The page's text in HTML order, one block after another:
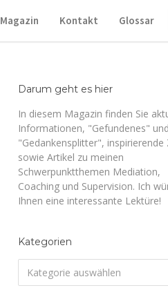
Magazin Kontakt Glossar
Darum geht es hier
In diesem Magazin finden Sie
Informationen, "Gefundenes" und
"Gedankensplitter", inspirierende
sowie Artikel zu meinen
Schwerpunktthemen Mediation,
Coaching und Supervision. Ich
Ihnen eine interessante Lektüre!
Kategorien
Kategorie auswählen